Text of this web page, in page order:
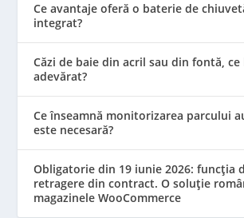
Ce avantaje oferă o baterie de
integrat?
Căzi de baie din acril sau din fontă,
adevărat?
Ce înseamnă monitorizarea parcului
este necesară?
Obligatorie din 19 iunie 2026: funcția
retragere din contract. O soluție
magazinele WooCommerce